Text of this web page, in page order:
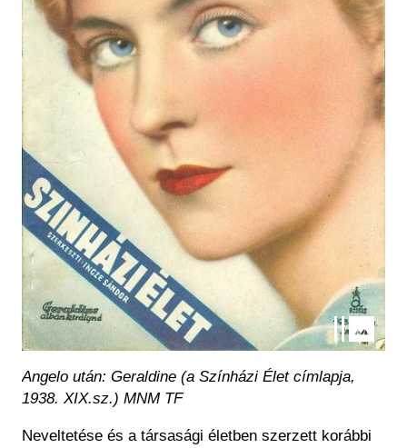
Angelo után: Geraldine (a Színházi Élet címlapja,
1938. XIX.sz.) MNM TF
Neveltetése és a társasági életben szerzett korábbi